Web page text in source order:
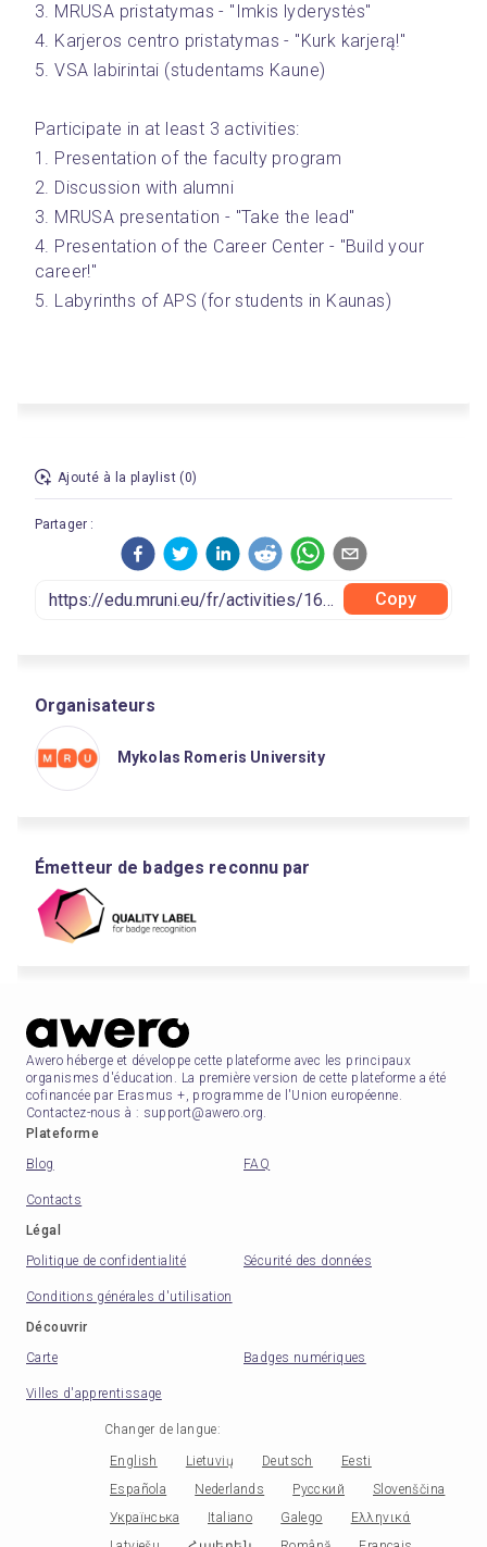
3. MRUSA pristatymas - "Imkis lyderystės"
4. Karjeros centro pristatymas - "Kurk karjerą!"
5. VSA labirintai (studentams Kaune)
Participate in at least 3 activities:
1. Presentation of the faculty program
2. Discussion with alumni
3. MRUSA presentation - "Take the lead"
4. Presentation of the Career Center - "Build your
career!"
5. Labyrinths of APS (for students in Kaunas)
Ajouté à la playlist (0)
Partager :
Copy
Organisateurs
Mykolas Romeris University
Émetteur de badges reconnu par
Awero héberge et développe cette plateforme avec les principaux
organismes d'éducation. La première version de cette plateforme a été
cofinancée par Erasmus +, programme de l'Union européenne.
Contactez-nous à : support@awero.org.
Plateforme
Blog
FAQ
Contacts
Légal
Politique de confidentialité
Sécurité des données
Conditions générales d'utilisation
Découvrir
Carte
Badges numériques
Villes d'apprentissage
Changer de langue:
English Lietuvių Deutsch
Eesti
Española
Nederlands Русский
Slovenščina
Українська
Italiano Galego
Ελληνικά